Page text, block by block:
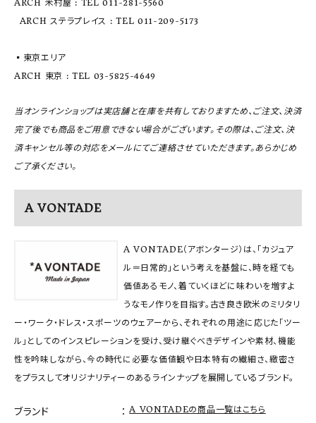
ARCH 米村屋 : TEL 011-281-5560
ARCH ステラプレイス : TEL 011-209-5173
▪️東京エリア
ARCH 東京 : TEL 03-5825-4649
当オンラインショップは実店舗と在庫を共有しておりますため、ご注文、決済
完了後でも商品をご用意できない場合がございます。その際は、ご注文、決
済キャンセル等の対応をメールにてご連絡させていただきます。あらかじめ
ご了承ください。
A VONTADE
A VONTADE（アボンタージ）は、「カジュア
ル＝日常的」という考えを基盤に、時を経ても
価値あるモノ、着ていくほどに味わいを増すよ
うなモノ作りを目指す。古き良き欧米のミリタリ
ー・ワーク・ドレス・スポーツのウェアーから、それぞれの用途に応じた「ツー
ル」としてのインスピレーションを受け、受け継ぐべきデザインや素材、機能
性を吟味しながら、今の時代に必要な価値観や日本特有の繊細さ、緻密さ
をプラスしてオリジナリティーのあるラインナップを展開しているブランド。
ブランド A VONTADEの商品一覧はこちら